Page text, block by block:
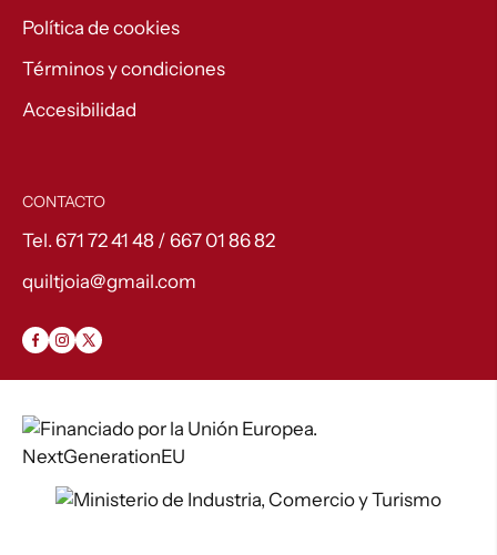
Política de cookies
Términos y condiciones
Accesibilidad
CONTACTO
Tel. 671 72 41 48 / 667 01 86 82
quiltjoia@gmail.com